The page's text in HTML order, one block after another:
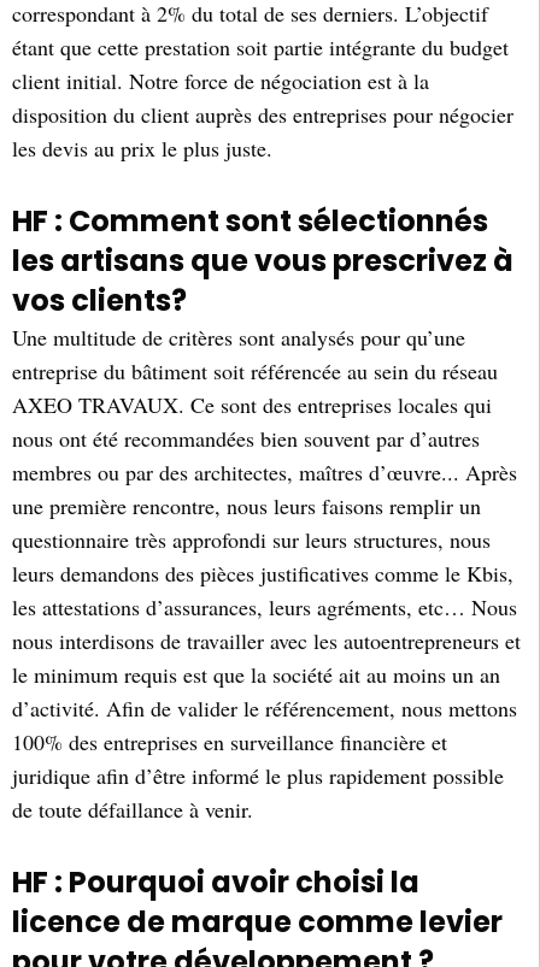
correspondant à 2% du total de ses derniers. L’objectif
étant que cette prestation soit partie intégrante du budget
client initial. Notre force de négociation est à la
disposition du client auprès des entreprises pour négocier
les devis au prix le plus juste.
HF : Comment sont sélectionnés
les artisans que vous prescrivez à
vos clients?
Une multitude de critères sont analysés pour qu’une
entreprise du bâtiment soit référencée au sein du réseau
AXEO TRAVAUX. Ce sont des entreprises locales qui
nous ont été recommandées bien souvent par d’autres
membres ou par des architectes, maîtres d’œuvre... Après
une première rencontre, nous leurs faisons remplir un
questionnaire très approfondi sur leurs structures, nous
leurs demandons des pièces justificatives comme le Kbis,
les attestations d’assurances, leurs agréments, etc… Nous
nous interdisons de travailler avec les autoentrepreneurs et
le minimum requis est que la société ait au moins un an
d’activité. Afin de valider le référencement, nous mettons
100% des entreprises en surveillance financière et
juridique afin d’être informé le plus rapidement possible
de toute défaillance à venir.
HF : Pourquoi avoir choisi la
licence de marque comme levier